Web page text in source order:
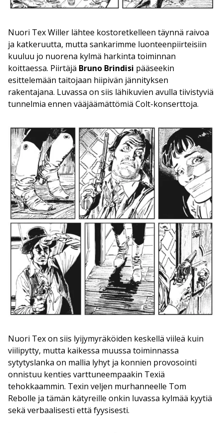
Nuori Tex Willer lähtee kostoretkelleen täynnä raivoa
ja katkeruutta, mutta sankarimme luonteenpiirteisiin
kuuluu jo nuorena kylmä harkinta toiminnan
koittaessa. Piirtäjä Bruno Brindisi pääseekin
esittelemään taitojaan hiipivän jännityksen
rakentajana. Luvassa on siis lähikuvien avulla tiivistyviä
tunnelmia ennen vääjäämättömiä Colt-konserttoja.
Nuori Tex on siis lyijymyräköiden keskellä viileä kuin
viilipytty, mutta kaikessa muussa toiminnassa
sytytyslanka on mallia lyhyt ja konnien provosointi
onnistuu kenties varttuneempaakin Texiä
tehokkaammin. Texin veljen murhanneelle Tom
Rebolle ja tämän kätyreille onkin luvassa kylmää kyytiä
sekä verbaalisesti että fyysisesti.